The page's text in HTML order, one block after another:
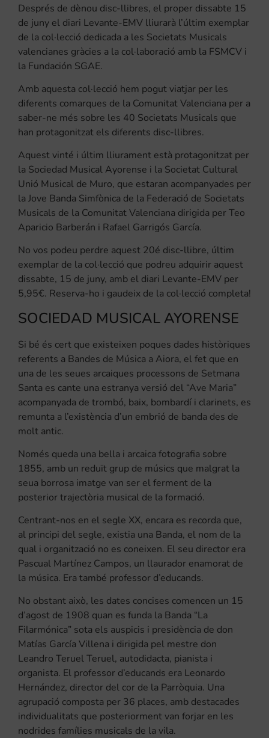
Després de dènou disc-llibres, el proper dissabte 15
de juny el diari Levante-EMV lliurarà l’últim exemplar
de la col·lecció dedicada a les Societats Musicals
valencianes gràcies a la col·laboració amb la FSMCV i
la Fundación SGAE.
Amb aquesta col·lecció hem pogut viatjar per les
diferents comarques de la Comunitat Valenciana per a
saber-ne més sobre les 40 Societats Musicals que
han protagonitzat els diferents disc-llibres.
Aquest vinté i últim lliurament està protagonitzat per
la Sociedad Musical Ayorense i la Societat Cultural
Unió Musical de Muro, que estaran acompanyades per
la Jove Banda Simfònica de la Federació de Societats
Musicals de la Comunitat Valenciana dirigida per Teo
Aparicio Barberán i Rafael Garrigós García.
No vos podeu perdre aquest 20é disc-llibre, últim
exemplar de la col·lecció que podreu adquirir aquest
dissabte, 15 de juny, amb el diari Levante-EMV per
5,95€. Reserva-ho i gaudeix de la col·lecció completa!
SOCIEDAD MUSICAL AYORENSE
Si bé és cert que existeixen poques dades històriques
referents a Bandes de Música a Aiora, el fet que en
una de les seues arcaiques processons de Setmana
Santa es cante una estranya versió del “Ave Maria”
acompanyada de trombó, baix, bombardí i clarinets, es
remunta a l’existència d’un embrió de banda des de
molt antic.
Només queda una bella i arcaica fotografia sobre
1855, amb un reduït grup de músics que malgrat la
seua borrosa imatge van ser el ferment de la
posterior trajectòria musical de la formació.
Centrant-nos en el segle XX, encara es recorda que,
al principi del segle, existia una Banda, el nom de la
qual i organització no es coneixen. El seu director era
Pascual Martínez Campos, un llaurador enamorat de
la música. Era també professor d’educands.
No obstant això, les dates concises comencen un 15
d’agost de 1908 quan es funda la Banda “La
Filarmónica” sota els auspicis i presidència de don
Matías García Villena i dirigida pel mestre don
Leandro Teruel Teruel, autodidacta, pianista i
organista. El professor d’educands era Leonardo
Hernández, director del cor de la Parròquia. Una
agrupació composta per 36 places, amb destacades
individualitats que posteriorment van forjar en les
nodrides famílies musicals de la vila.